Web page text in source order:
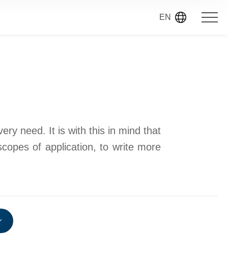
EN
need. It is with this in mind that
of application, to write more